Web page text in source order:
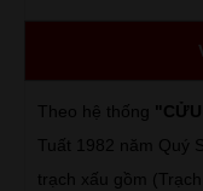
Theo hệ thống
Tuất 1982 năm Quý
trạch xấu gồm